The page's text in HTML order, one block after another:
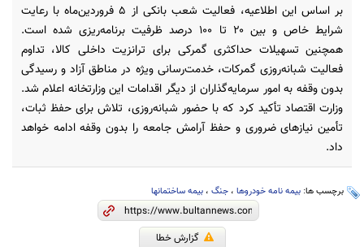
بر اساس این اطلاعیه، فعالیت شعب بانکی از ۵ فروردین‌ماه با رعایت
شرایط خاص و بین ۲۰ تا ۱۰۰ درصد ظرفیت برنامه‌ریزی شده است.
همچنین تسهیلات حداکثری گمرکی برای ترانزیت داخلی کالا، تداوم
فعالیت شبانه‌روزی گمرکات، خدمت‌رسانی ویژه در مناطق آزاد و رسیدگی
بدون وقفه به امور سرمایه‌گذاران از دیگر اقدامات این وزارتخانه اعلام شد.
وزارت اقتصاد تأکید کرد که با حضور شبانه‌روزی، تلاش برای حفظ ثبات،
تأمین نیازهای ضروری و حفظ آرامش جامعه را بدون وقفه ادامه خواهد
داد.
برچسب ها: بیمه نامه خودروها ، جنگ ، بیمه ساختمانها
گزارش خطا